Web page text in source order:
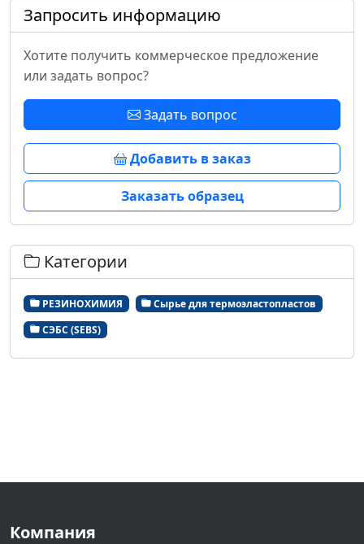
Запросить информацию
Хотите получить коммерческое предложение
или задать вопрос?
Задать вопрос
Добавить в заказ
Заказать образец
Категории
РЕЗИНОХИМИЯ
Сырье для термоэластопластов
СЭБС (SEBS)
Компания